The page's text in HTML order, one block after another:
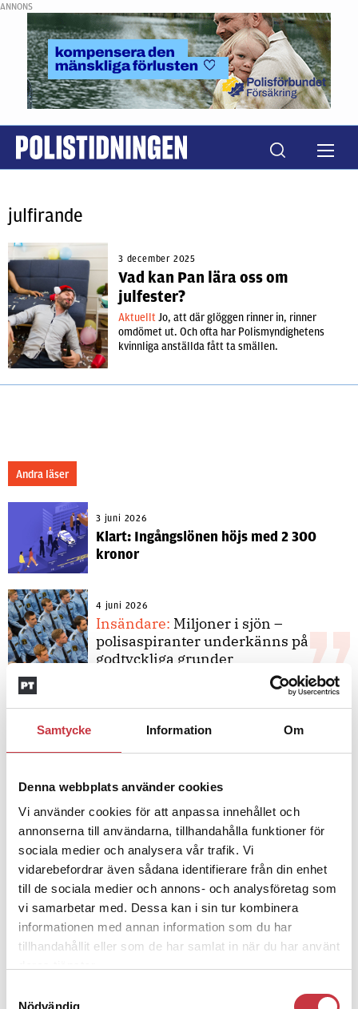
Samtycke Information Om
Denna webbplats använder cookies
Vi använder cookies för att anpassa innehållet och
annonserna till användarna, tillhandahålla funktioner för
sociala medier och analysera vår trafik. Vi
vidarebefordrar även sådana identifierare från din enhet
till de sociala medier och annons- och analysföretag som
vi samarbetar med. Dessa kan i sin tur kombinera
informationen med annan information som du har
tillhandahållit eller som de har samlat in när du har använt
Nödvändig
ANNONS
julfirande
3 december 2025
Vad kan Pan lära oss om
julfester?
Aktuellt Jo, att där glöggen rinner in, rinner
omdömet ut. Och ofta har Polismyndighetens
kvinnliga anställda fått ta smällen.
Andra läser
3 juni 2026
Klart: Ingångslönen höjs med 2 300
kronor
4 juni 2026
Insändare: Miljoner i sjön –
polisaspiranter underkänns på
godtyckliga grunder
Jens Mårtensson:
Snart 20 år i tjänst
– nu ska han lära sig grunderna
4 juni 2026
Polisregionen erkänner fel: ”Kommer
att rättas till”
Debatt